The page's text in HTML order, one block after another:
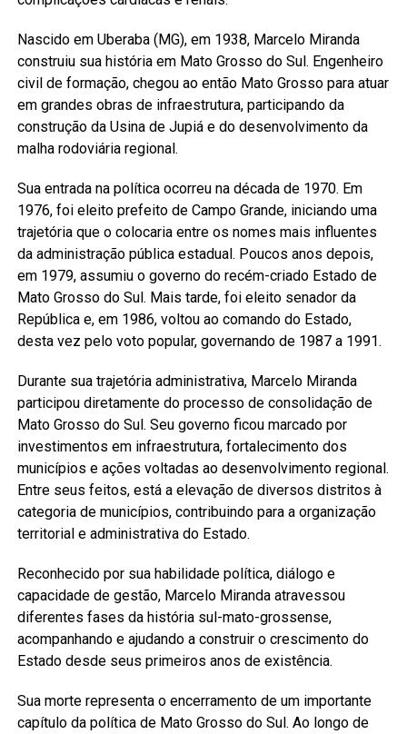
Nascido em Uberaba (MG), em 1938, Marcelo Miranda
construiu sua história em Mato Grosso do Sul. Engenheiro
civil de formação, chegou ao então Mato Grosso para atuar
em grandes obras de infraestrutura, participando da
construção da Usina de Jupiá e do desenvolvimento da
malha rodoviária regional.
Sua entrada na política ocorreu na década de 1970. Em
1976, foi eleito prefeito de Campo Grande, iniciando uma
trajetória que o colocaria entre os nomes mais influentes
da administração pública estadual. Poucos anos depois,
em 1979, assumiu o governo do recém-criado Estado de
Mato Grosso do Sul. Mais tarde, foi eleito senador da
República e, em 1986, voltou ao comando do Estado,
desta vez pelo voto popular, governando de 1987 a 1991.
Durante sua trajetória administrativa, Marcelo Miranda
participou diretamente do processo de consolidação de
Mato Grosso do Sul. Seu governo ficou marcado por
investimentos em infraestrutura, fortalecimento dos
municípios e ações voltadas ao desenvolvimento regional.
Entre seus feitos, está a elevação de diversos distritos à
categoria de municípios, contribuindo para a organização
territorial e administrativa do Estado.
Reconhecido por sua habilidade política, diálogo e
capacidade de gestão, Marcelo Miranda atravessou
diferentes fases da história sul-mato-grossense,
acompanhando e ajudando a construir o crescimento do
Estado desde seus primeiros anos de existência.
Sua morte representa o encerramento de um importante
capítulo da política de Mato Grosso do Sul. Ao longo de